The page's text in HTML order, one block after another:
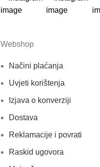
Webshop
Načini plaćanja
Uvjeti korištenja
Izjava o konverziji
Dostava
Reklamacije i povrati
Raskid ugovora